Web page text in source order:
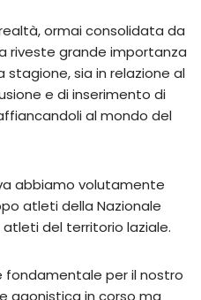
ormai consolidata da
riveste grande importanza
stagione, sia in relazione al
e di inserimento di
al mondo del
abbiamo volutamente
atleti della Nazionale
del territorio laziale.
fondamentale per il nostro